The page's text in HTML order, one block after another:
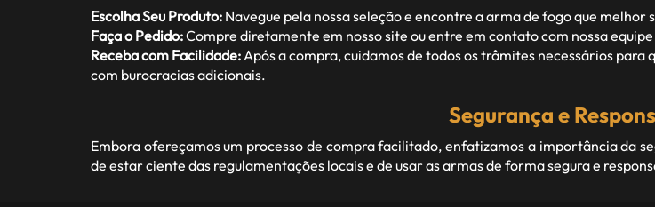
Escolha Seu Produto: Navegue pela nossa seleção e encontre a arma de fogo que melhor
Faça o Pedido:Compre diretamente em nosso site ou entre em contato com nossa
Receba com Facilidade:Após a compra, cuidamos de todos os trâmites necessários
com burocracias adicionais.
Segurança e
Embora ofereçamos um processo de compra facilitado, enfatizamos a importância da
de estar ciente das regulamentações locais e de usar as armas de forma segura e